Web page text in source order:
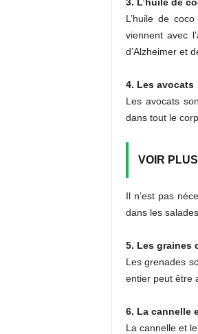
L’huile de
viennent avec
d’Alzheimer et
4. Les avocats
Les avocats
dans tout le
VOIR
Il n’est pas
dans les salades.
5. Les graines
Les grenades
entier peut être
6. La cannelle
La cannelle et